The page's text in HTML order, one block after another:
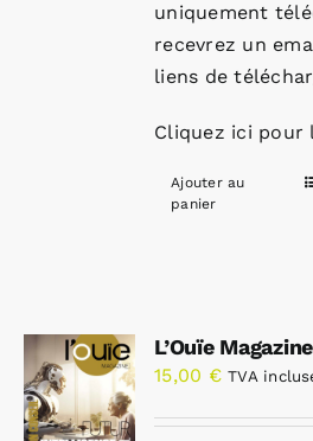
uniquement
recevrez un
liens de
Cliquez ici pour
Ajouter au
panier
L’Ouïe
15,00 € TVA